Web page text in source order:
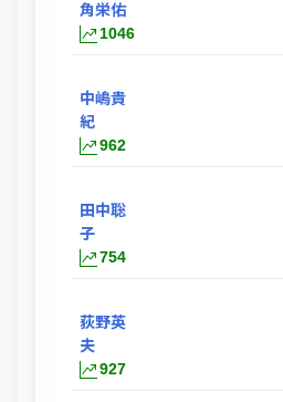
角栄佑
1046
中嶋貴
紀
962
田中聡
子
754
荻野英
夫
927